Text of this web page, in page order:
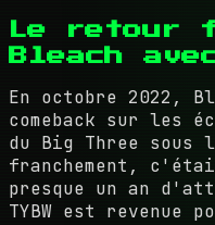
Le retour
Bleach avec
En octobre 2022,
comeback sur les
du Big Three
franchement,
presque un an
TYBW est revenue